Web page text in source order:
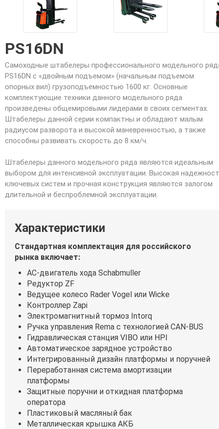
PS16DN
Самоходные штабелеры профессионального модельного
PS16DN с «двойным подъемом» (начальным подъемом
опорных вил) грузоподъемностью 1600 кг. Основные
комплектующие техники данного модельного ряда
произведены общемировыми лидерами в своих сегментах.
Штабелеры данной серии компактны и обладают малым
радиусом разворота и высокой маневренностью, а также
способны развивать скорость до 8 км/ч.
Штабелеры данного модельного ряда являются идеальным
выбором для интенсивной эксплуатации. Высокая
ключевых систем и прочная конструкция являются залогом
длительной и беспроблемной эксплуатации.
Характеристики
Стандартная комплектация для российского
рынка включает:
АС-двигатель хода Schabmuller
Редуктор ZF
Ведущее колесо Rader Vogel или Wicke
Контроллер Zapi
Электромагнитный тормоз Intorq
Ручка управления Rema с технологией CAN-BUS
Гидравлическая станция VIBO или HPI
Автоматическое зарядное устройство
Интегрированный дизайн платформы и поручней
Переработанная система амортизации
платформы
Защитные поручни и откидная платформа
оператора
Пластиковый масляный бак
Металлическая крышка АКБ